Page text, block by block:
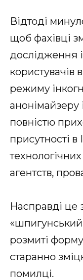
Відтоді
щоб фахівці
дослідження і
користувачів
режиму
анонімайзеру
повністю
присутності в
агентств,
Насправді це
розмиті
старанно
помилці.